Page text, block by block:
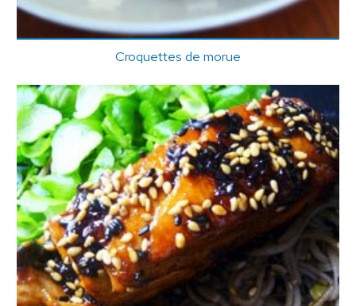
Croquettes de morue